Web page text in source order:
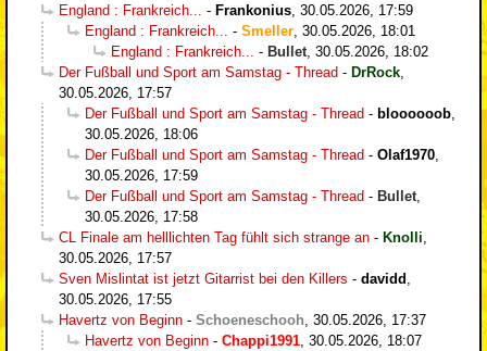
England : Frankreich...
- Frankonius 30.05.2026, 17:59
England : Frankreich...
- Smeller 30.05.2026, 18:01
England : Frankreich...
- Bullet 30.05.2026, 18:02
Der Fußball und Sport am Samstag - Thread - DrRock
30.05.2026, 17:57
Der Fußball und Sport am Samstag - Thread - bloooooob
30.05.2026, 18:06
Der Fußball und Sport am Samstag - Thread - Olaf1970
30.05.2026, 17:59
Der Fußball und Sport am Samstag - Thread - Bullet
30.05.2026, 17:58
CL Finale am helllichten Tag fühlt sich strange an - Knolli
30.05.2026, 17:57
Sven Mislintat ist jetzt Gitarrist bei den Killers - davidd
30.05.2026, 17:55
Havertz von Beginn - Schoeneschooh 30.05.2026, 17:37
Havertz von Beginn - Chappi1991 30.05.2026, 18:07